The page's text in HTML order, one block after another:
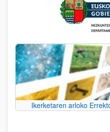
Ikerketaren arloko